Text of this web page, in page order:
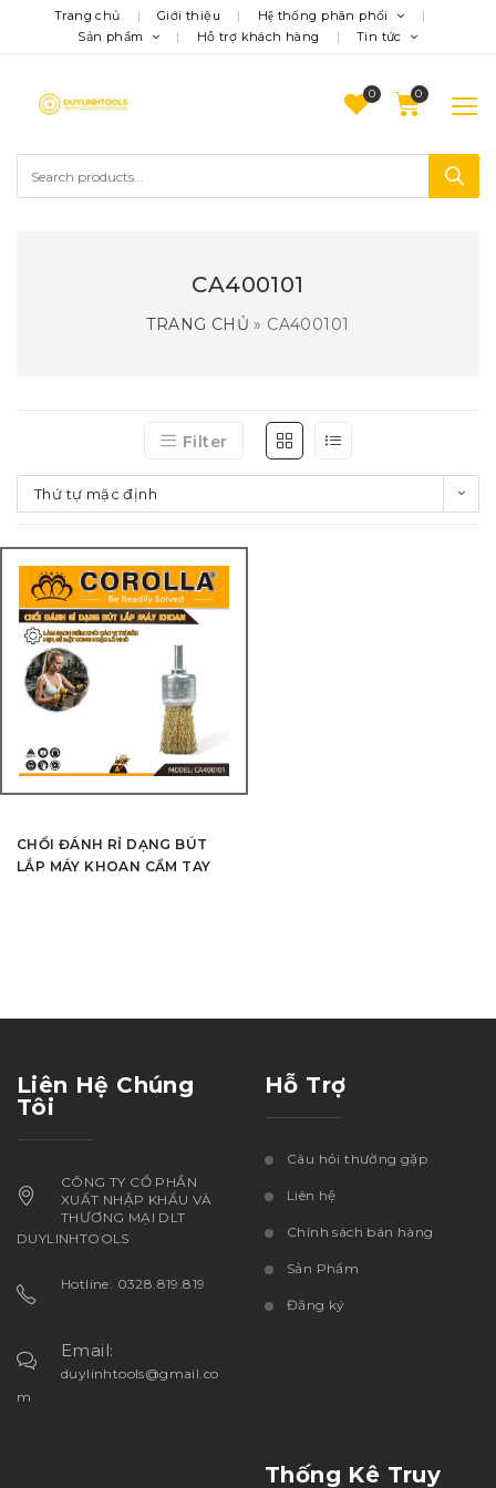
Trang chủ Giới thiệu
Hệ thống phân phối
Sản phẩm
Hỗ trợ khách hàng Tin tức
0
CA400101
TRANG CHỦ » CA400101
Filter
Thứ tự mặc định
CHỔI ĐÁNH RỈ DẠNG BÚT
LẮP MÁY KHOAN CẦM TAY
Liên Hệ Chúng
Tôi
CÔNG TY CỔ PHẦN
XUẤT NHẬP KHẨU VÀ
THƯƠNG MẠI DLT
DUYLINHTOOLS
Hotline: 0328.819.819
Email:
duylinhtools@gmail.co
m
Hỗ Trợ
Câu hỏi thường gặp
Liên hệ
Chính sách bán hàng
Sản Phẩm
Đăng ký
Thống Kê Truy